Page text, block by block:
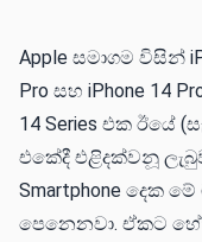
Apple සමාගම විසින්
Pro සහ iPhone 14
14 Series එක ඊයේ
එකේදී එළිදක්වනූ
Smartphone දෙක
පෙනෙනවා. ඒකට